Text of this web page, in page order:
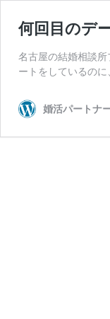
何回目のデ
名古屋の結婚相談
ートをしているの
婚活パートナ